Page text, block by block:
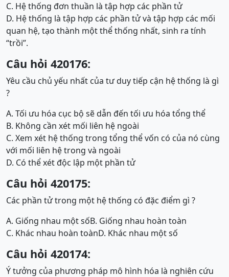
C. Hệ thống đơn thuần là tập hợp các phần tử
D. Hệ thống là tập hợp các phần tử và tập hợp các mối
quan hệ, tạo thành một thể thống nhất, sinh ra tính
“trồi”.
Câu hỏi 420176:
Yêu cầu chủ yếu nhất của tư duy tiếp cận hệ thống là gì
?
A. Tối ưu hóa cục bộ sẽ dẫn đến tối ưu hóa tổng thể
B. Không cần xét mối liên hệ ngoài
C. Xem xét hệ thống trong tổng thể vốn có của nó cùng
với mối liên hệ trong và ngoài
D. Có thể xét độc lập một phần tử
Câu hỏi 420175:
Các phần tử trong một hệ thống có đặc điểm gì ?
A. Giống nhau một sốB. Giống nhau hoàn toàn
C. Khác nhau hoàn toànD. Khác nhau một số
Câu hỏi 420174:
Ý tưởng của phương pháp mô hình hóa là nghiên cứu